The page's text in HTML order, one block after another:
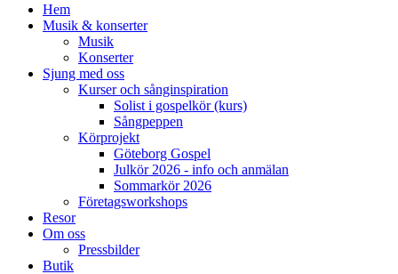
Hem
Musik & konserter
Musik
Konserter
Sjung med oss
Kurser och sånginspiration
Solist i gospelkör (kurs)
Sångpeppen
Körprojekt
Göteborg Gospel
Julkör 2026 - info och anmälan
Sommarkör 2026
Företagsworkshops
Resor
Om oss
Pressbilder
Butik